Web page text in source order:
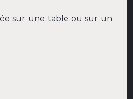
sur une table ou sur un